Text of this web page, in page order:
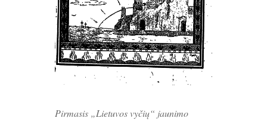
Pirmasis „Lietuvos vyčių“ jaunimo